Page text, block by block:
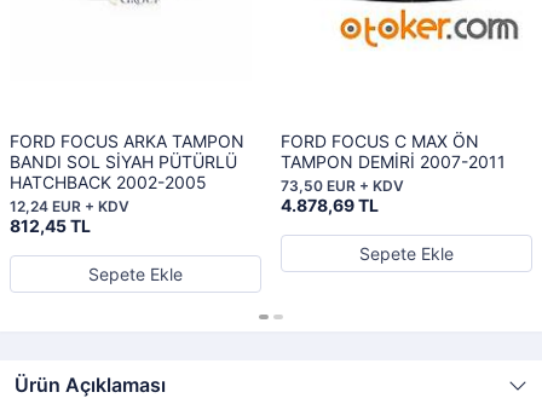
FORD FOCUS ARKA TAMPON
BANDI SOL SİYAH PÜTÜRLÜ
HATCHBACK 2002-2005
812,45 TL
12,24 EUR + KDV
Sepete Ekle
FORD FOCUS C MAX ÖN
TAMPON DEMİRİ 2007-2011
4.878,69 TL
73,50 EUR + KDV
Sepete Ekle
Ürün Açıklaması